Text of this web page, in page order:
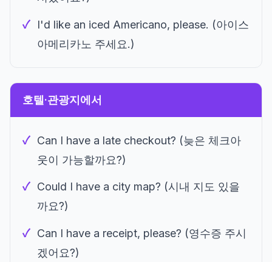
I'd like an iced Americano, please. (아이스
아메리카노 주세요.)
호텔·관광지에서
Can I have a late checkout? (늦은 체크아
웃이 가능할까요?)
Could I have a city map? (시내 지도 있을
까요?)
Can I have a receipt, please? (영수증 주시
겠어요?)